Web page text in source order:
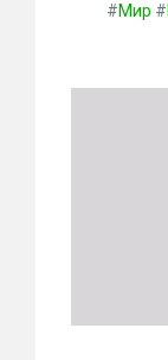
#Мир #